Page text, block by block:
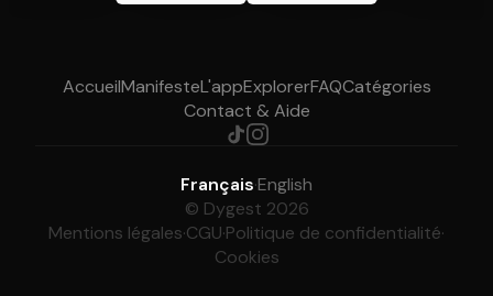
AccueilManifesteL'appExplorerFAQCatégories
Contact & Aide
Français·English
© Dygest 2026
Mentions légales·CGU·Politique de confidentialité·
Cookies